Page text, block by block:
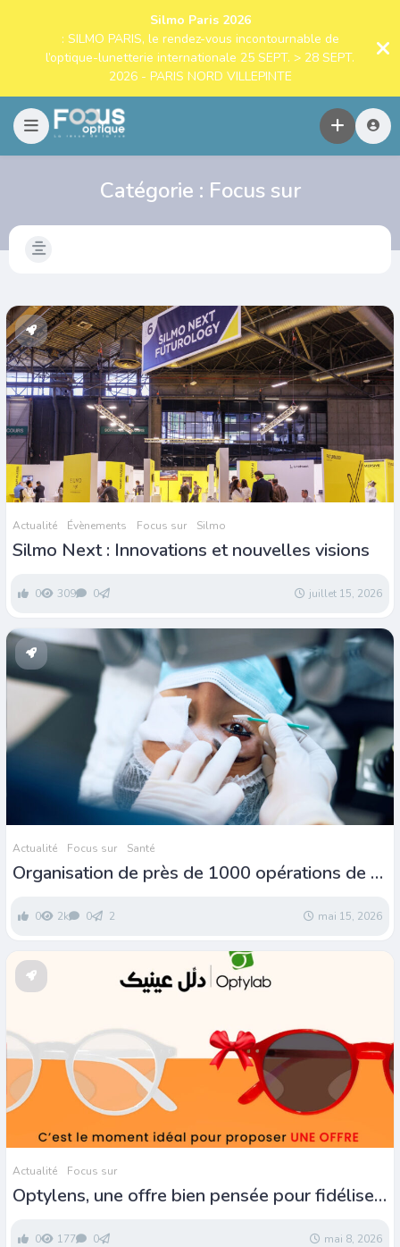
Silmo Paris 2026
: SILMO PARIS, le rendez-vous incontournable de
l’optique-lunetterie internationale 25 SEPT. > 28 SEPT.
2026 - PARIS NORD VILLEPINTE
Catégorie : Focus sur
Actualité Évènements Focus sur Silmo
Silmo Next : Innovations et nouvelles visions
0 309 0 juillet 15, 2026
Actualité Focus sur Santé
Organisation de près de 1000 opérations de la
0 2k 0 2 mai 15, 2026
Actualité Focus sur
Optylens, une offre bien pensée pour fidéliser
0 177 0 mai 8, 2026